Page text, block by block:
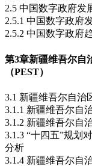
2.5 中国数字政府发
2.5.1 中国数字政府
2.5.2 中国数字政府
第3章新疆维吾尔自
（PEST）
3.1 新疆维吾尔自治
3.1.1 新疆维吾尔自
3.1.2 新疆维吾尔自
3.1.3 “十四五”规划
分析
3.1.4 新疆维吾尔自